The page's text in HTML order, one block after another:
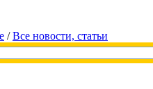
/Все новости, статьи